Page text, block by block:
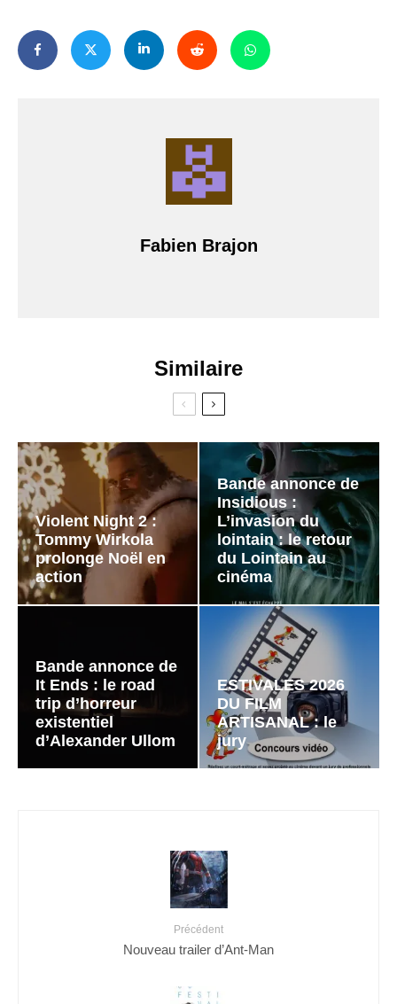
Fabien Brajon
Similaire
Violent Night 2 :
Tommy Wirkola
prolonge Noël en
action
Bande annonce de
Insidious :
L’invasion du
lointain : le retour
du Lointain au
cinéma
Bande annonce de
It Ends : le road
trip d’horreur
existentiel
d’Alexander Ullom
ESTIVALES 2026
DU FILM
ARTISANAL : le
jury
Précédent
Nouveau trailer d’Ant-Man